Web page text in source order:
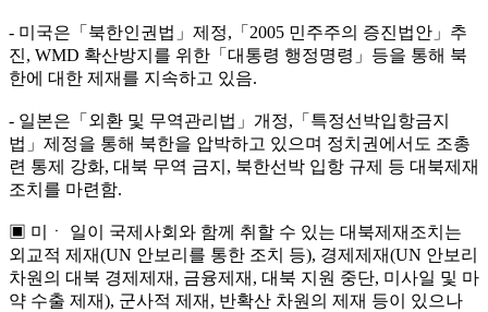
- 미국은「북한인권법」제정,「2005 민주주의 증진법안」추
진, WMD 확산방지를 위한「대통령 행정명령」등을 통해 북
한에 대한 제재를 지속하고 있음.
- 일본은「외환 및 무역관리법」개정,「특정선박입항금지
법」제정을 통해 북한을 압박하고 있으며 정치권에서도 조총
련 통제 강화, 대북 무역 금지, 북한선박 입항 규제 등 대북제재
조치를 마련함.
▣ 미ㆍ 일이 국제사회와 함께 취할 수 있는 대북제재조치는
외교적 제재(UN 안보리를 통한 조치 등), 경제제재(UN 안보리
차원의 대북 경제제재, 금융제재, 대북 지원 중단, 미사일 및 마
약 수출 제재), 군사적 제재, 반확산 차원의 제재 등이 있으나